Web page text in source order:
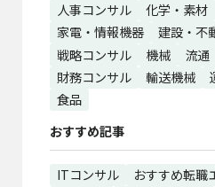
人事コンサル
化学・素材
家電・情報機器
建設・不
戦略コンサル
機械 流通
財務コンサル
輸送機械
食品
おすすめ記事
ITコンサル
おすすめ転職